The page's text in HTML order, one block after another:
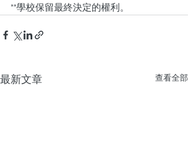
**學校保留最終決定的權利。
最新文章 查看全部